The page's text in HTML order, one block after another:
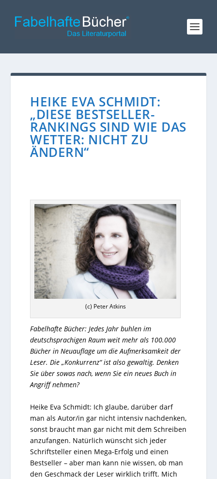
HEIKE EVA SCHMIDT:
„DIESE BESTSELLER-
RANKINGS SIND WIE DAS
WETTER: NICHT ZU
ÄNDERN“
(c) Peter Atkins
Fabelhafte Bücher: Jedes Jahr buhlen im
deutschsprachigen Raum weit mehr als 100.000
Bücher in Neuauflage um die Aufmerksamkeit der
Leser. Die „Konkurrenz“ ist also gewaltig. Denken
Sie über sowas nach, wenn Sie ein neues Buch in
Angriff nehmen?
Heike Eva Schmidt: Ich glaube, darüber darf
man als Autor/in gar nicht intensiv nachdenken,
sonst braucht man gar nicht mit dem Schreiben
anzufangen. Natürlich wünscht sich jeder
Schriftsteller einen Mega-Erfolg und einen
Bestseller – aber man kann nie wissen, ob man
den Geschmack der Leser wirklich trifft. Mich